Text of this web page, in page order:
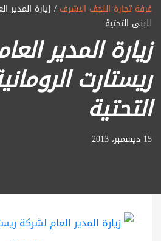
غرفة تجارة النجف الاشرف / زيارة المدير
للبنى التحتية
زيارة المدير
ريستارت
التحتية
15 ديسمبر، 2013